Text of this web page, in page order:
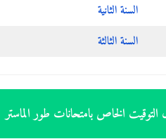
السنة الثانية
السنة الثالثة
الخاص بامتحانات طور الماستر